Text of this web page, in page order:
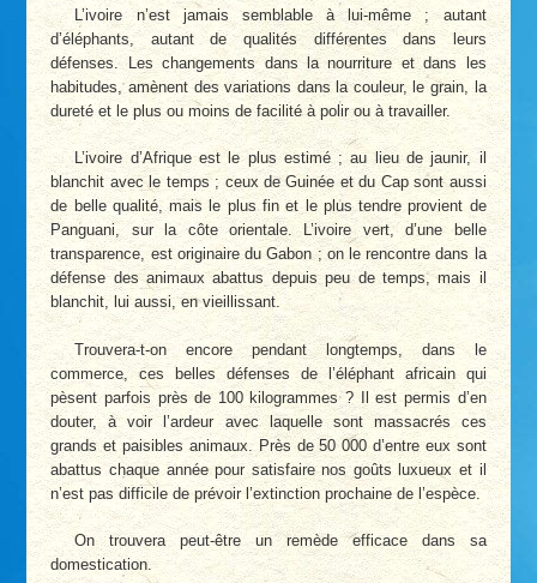
L’ivoire n’est jamais semblable à lui-même ; autant
d’éléphants, autant de qualités différentes dans leurs
défenses. Les changements dans la nourriture et dans les
habitudes, amènent des variations dans la couleur, le grain, la
dureté et le plus ou moins de facilité à polir ou à travailler.
L’ivoire d’Afrique est le plus estimé ; au lieu de jaunir, il
blanchit avec le temps ; ceux de Guinée et du Cap sont aussi
de belle qualité, mais le plus fin et le plus tendre provient de
Panguani, sur la côte orientale. L’ivoire vert, d’une belle
transparence, est originaire du Gabon ; on le rencontre dans la
défense des animaux abattus depuis peu de temps, mais il
blanchit, lui aussi, en vieillissant.
Trouvera-t-on encore pendant longtemps, dans le
commerce, ces belles défenses de l’éléphant africain qui
pèsent parfois près de 100 kilogrammes ? Il est permis d’en
douter, à voir l’ardeur avec laquelle sont massacrés ces
grands et paisibles animaux. Près de 50 000 d’entre eux sont
abattus chaque année pour satisfaire nos goûts luxueux et il
n’est pas difficile de prévoir l’extinction prochaine de l’espèce.
On trouvera peut-être un remède efficace dans sa
domestication.